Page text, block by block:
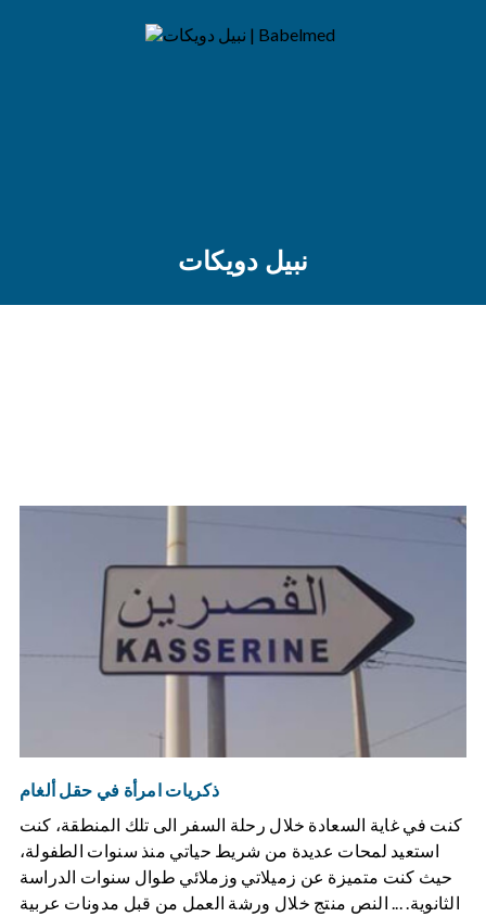
نبيل دويكات
ذكريات امرأة في حقل ألغام
كنت في غاية السعادة خلال رحلة السفر الى تلك المنطقة، كنت
استعيد لمحات عديدة من شريط حياتي منذ سنوات الطفولة،
حيث كنت متميزة عن زميلاتي وزملائي طوال سنوات الدراسة
الثانوية. ... النص منتج خلال ورشة العمل من قبل مدونات عربية